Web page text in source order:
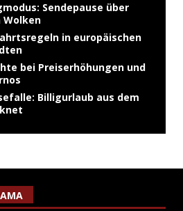
Sendepause über
Wolken
in europäischen
bei Preiserhöhungen und
Billigurlaub aus dem